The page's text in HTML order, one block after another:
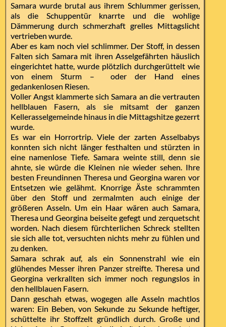
Samara wurde brutal aus ihrem Schlummer gerissen,
als die Schuppentür knarrte und die wohlige
Dämmerung durch schmerzhaft grelles Mittagslicht
vertrieben wurde.
Aber es kam noch viel schlimmer. Der Stoff, in dessen
Falten sich Samara mit ihren Asselgefährten häuslich
eingerichtet hatte, wurde plötzlich durchgerüttelt wie
von einem Sturm – oder der Hand eines
gedankenlosen Riesen.
Voller Angst klammerte sich Samara an die vertrauten
hellblauen Fasern, als sie mitsamt der ganzen
Kellerasselgemeinde hinaus in die Mittagshitze gezerrt
wurde.
Es war ein Horrortrip. Viele der zarten Asselbabys
konnten sich nicht länger festhalten und stürzten in
eine namenlose Tiefe. Samara weinte still, denn sie
ahnte, sie würde die Kleinen nie wieder sehen. Ihre
besten Freundinnen Theresa und Georgina waren vor
Entsetzen wie gelähmt. Knorrige Äste schrammten
über den Stoff und zermalmten auch einige der
größeren Asseln. Um ein Haar wären auch Samara,
Theresa und Georgina beiseite gefegt und zerquetscht
worden. Nach diesem fürchterlichen Schreck stellten
sie sich alle tot, versuchten nichts mehr zu fühlen und
zu denken.
Samara schrak auf, als ein Sonnenstrahl wie ein
glühendes Messer ihren Panzer streifte. Theresa und
Georgina verkrallten sich immer noch regungslos in
den hellblauen Fasern.
Dann geschah etwas, wogegen alle Asseln machtlos
waren: Ein Beben, von Sekunde zu Sekunde heftiger,
schüttelte ihr Stoffzelt gründlich durch. Große und